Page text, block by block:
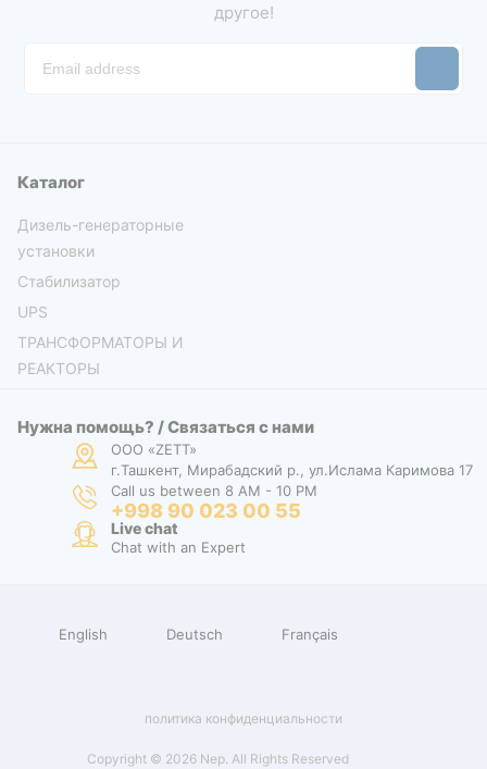
другое!
Каталог
Дизель-генераторные
установки
Стабилизатор
UPS
ТРАНСФОРМАТОРЫ И
РЕАКТОРЫ
Нужна помощь? / Связаться с нами
ООО «ZETT»
г.Ташкент, Мирабадский р., ул.Ислама Каримова 17
Call us between 8 AM - 10 PM
+998 90 023 00 55
Live chat
Chat with an Expert
English Deutsch Français
Copyright © 2026 Nep. All Rights Reserved
политика конфиденциальности